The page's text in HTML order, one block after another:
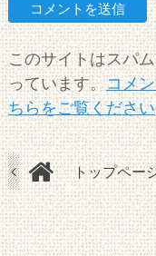
このサイトはスパ
っています。コメ
ちらをご覧ください
トップペー